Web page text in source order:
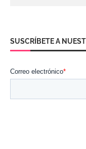
SUSCRÍBETE A